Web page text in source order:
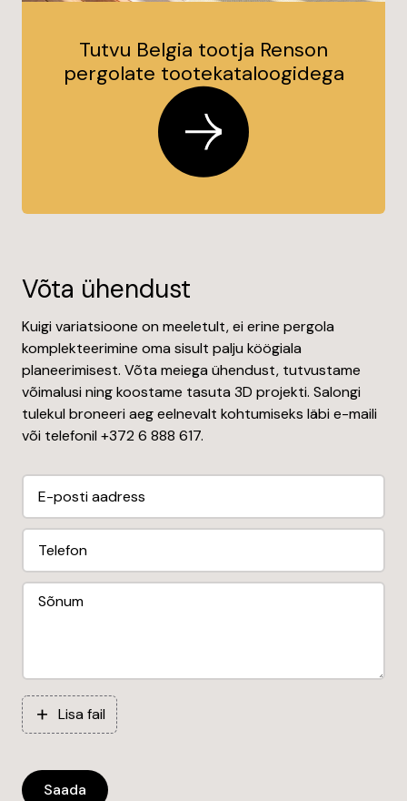
Tutvu Belgia tootja Renson
pergolate tootekataloogidega
Võta ühendust
Kuigi variatsioone on meeletult, ei erine pergola
komplekteerimine oma sisult palju köögiala
planeerimisest. Võta meiega ühendust, tutvustame
võimalusi ning koostame tasuta 3D projekti. Salongi
tulekul broneeri aeg eelnevalt kohtumiseks läbi e-maili
või telefonil +372 6 888 617.
Lisa fail